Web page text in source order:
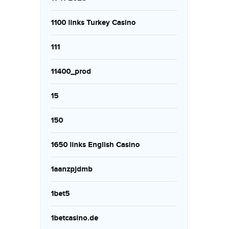
1100 links Turkey Casino
111
11400_prod
15
150
1650 links English Casino
1aanzpjdmb
1bet5
1betcasino.de